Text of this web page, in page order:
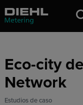
Eco-city
Network
Estudios de caso